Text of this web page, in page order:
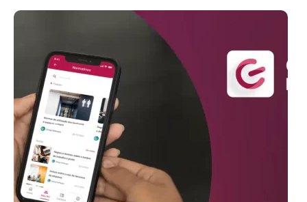
PRAZOS
LAYOUT
DO
ESOCIAL
1.3:
O
QUE
MUDOU
E
COMO
SE
PREPARAR